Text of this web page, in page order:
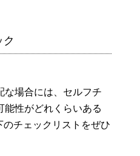
な場合には、セルフチ
能性がどれくらいある
チェックリストをぜひ